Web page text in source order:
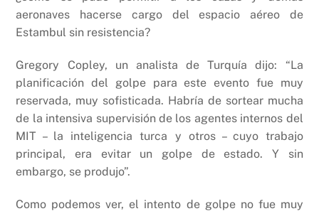
aeronaves hacerse cargo del espacio aéreo de
Estambul sin resistencia?
Gregory Copley, un analista de Turquía dijo: “La
planificación del golpe para este evento fue muy
reservada, muy sofisticada. Habría de sortear mucha
de la intensiva supervisión de los agentes internos del
MIT – la inteligencia turca y otros – cuyo trabajo
principal, era evitar un golpe de estado. Y sin
embargo, se produjo”.
Como podemos ver, el intento de golpe no fue muy